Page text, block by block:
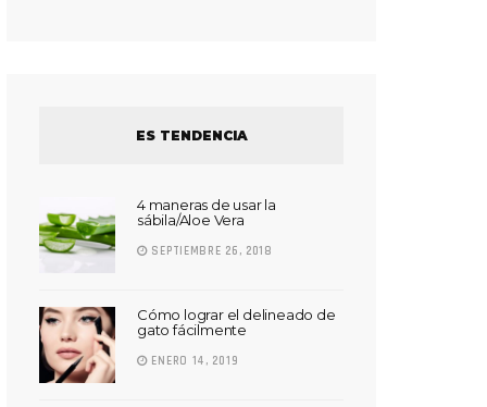
ES TENDENCIA
4 maneras de usar la
sábila/Aloe Vera
SEPTIEMBRE 26, 2018
Cómo lograr el delineado de
gato fácilmente
ENERO 14, 2019